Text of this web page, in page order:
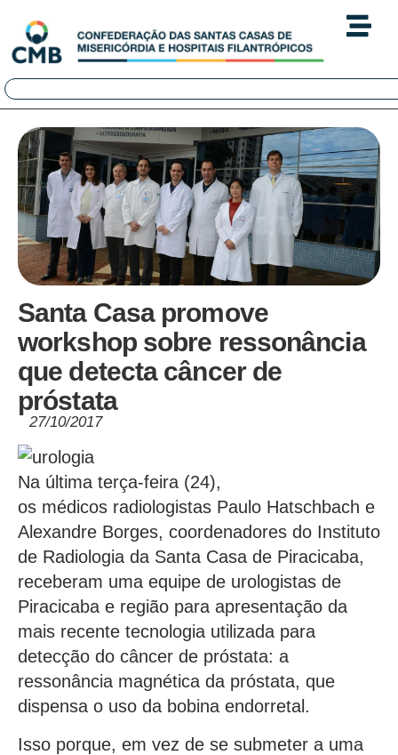
Santa Casa promove
workshop sobre ressonância
que detecta câncer de
próstata
27/10/2017
Na última terça-feira (24),
os médicos radiologistas Paulo Hatschbach e
Alexandre Borges, coordenadores do Instituto
de Radiologia da Santa Casa de Piracicaba,
receberam uma equipe de urologistas de
Piracicaba e região para apresentação da
mais recente tecnologia utilizada para
detecção do câncer de próstata: a
ressonância magnética da próstata, que
dispensa o uso da bobina endorretal.
Isso porque, em vez de se submeter a uma